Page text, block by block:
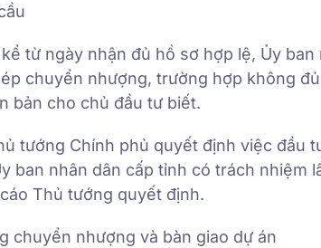
từ ngày nhận đủ hồ sơ hợp lệ, Ủy
chuyển nhượng, trường hợp không
bản cho chủ đầu tư biết.
tướng Chính phủ quyết định việc đầu
ban nhân dân cấp tỉnh có trách nhiệm
Thủ tướng quyết định.
chuyển nhượng và bàn giao dự án